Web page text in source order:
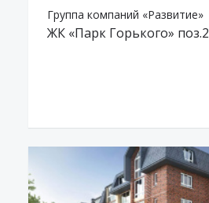
Группа компаний «Развитие»
ЖК «Парк Горького» поз.2